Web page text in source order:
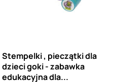
Stempelki , pieczątki dla
dzieci goki - zabawka
edukacyjna dla...